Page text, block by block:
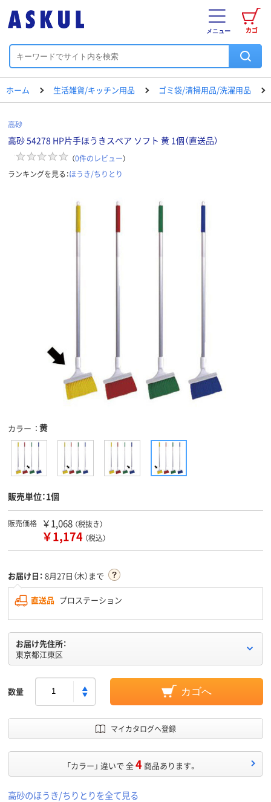
カゴ
メニュー
ホーム 生活雑貨/キッチン用品 ゴミ袋/清掃用品/洗濯用品
高砂
高砂 54278 HP片手ほうきスペア ソフト 黄 1個（直送品）
（0件のレビュー）
ランキングを見る：ほうき/ちりとり
カラー 黄
販売単位：1個
販売価格 ￥1,068 （税抜き）
￥1,174 （税込）
お届け日： 8月27日（木）まで
直送品 プロステーション
お届け先住所：
東京都江東区
数量 カゴへ
マイカタログへ登録
「カラー」 違いで 全4 商品あります。
高砂のほうき/ちりとりを全て見る